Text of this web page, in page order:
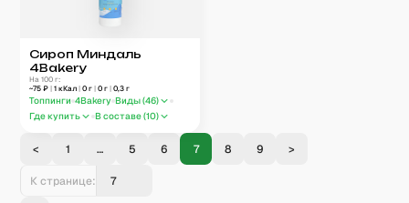
Сироп Миндаль
4Bakery
На 100 г:
~75 ₽| 1 кКал| 0 г| 0 г| 0,3 г
Топпинги 4Bakery Виды (46)
Где купить
В составе (10)
< 1 … 5 6 7 8 9 >
К странице: